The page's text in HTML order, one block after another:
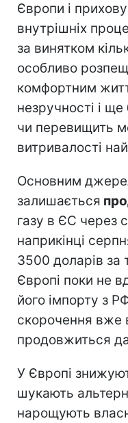
Європи і
внутрішніх
за винятком
особливо
комфортним
незручності і
чи перевищить
витривалості
Основним
залишається
газу в ЄС через
наприкінці
3500 доларів за
Європі поки не
його імпорту з
скорочення вже
продовжиться
У Європі
шукають
нарощують